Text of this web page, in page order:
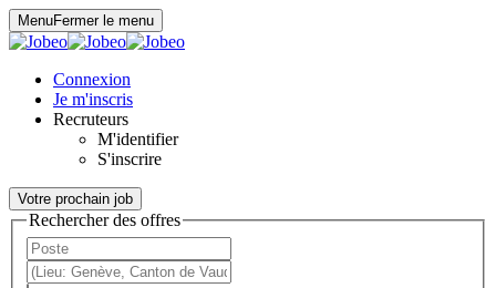
MenuFermer le menu
Connexion
Je m'inscris
Recruteurs
M'identifier
S'inscrire
Votre prochain job
Rechercher des offres
Panneau de gestion des cookies